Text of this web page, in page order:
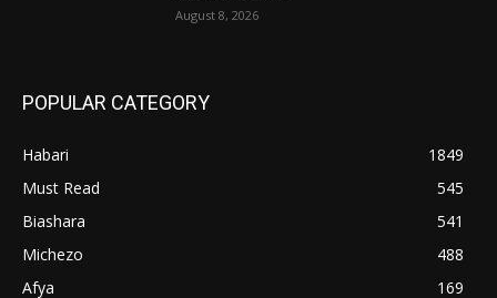
August 8, 2026
POPULAR CATEGORY
Habari
1849
Must Read
545
Biashara
541
Michezo
488
Afya
169